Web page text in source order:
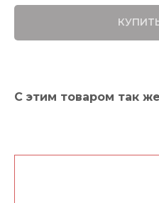
С этим товаром так